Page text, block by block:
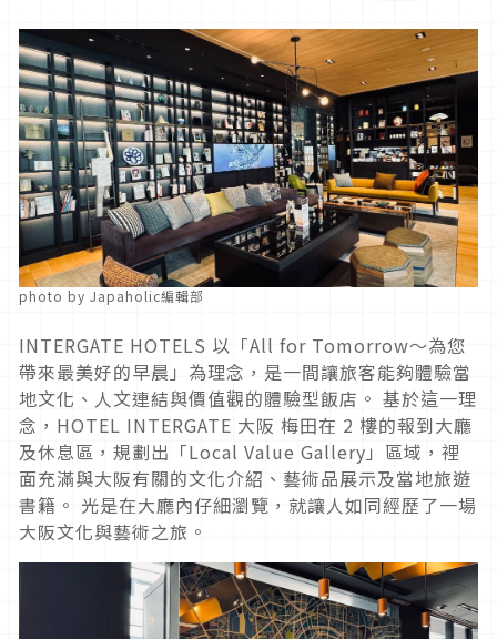
photo by Japaholic編輯部
INTERGATE HOTELS 以「All for Tomorrow～為您
帶來最美好的早晨」為理念，是一間讓旅客能夠體驗當
地文化、人文連結與價值觀的體驗型飯店。 基於這一理
念，HOTEL INTERGATE 大阪 梅田在 2 樓的報到大廳
及休息區，規劃出「Local Value Gallery」區域，裡
面充滿與大阪有關的文化介紹、藝術品展示及當地旅遊
書籍。 光是在大廳內仔細瀏覽，就讓人如同經歷了一場
大阪文化與藝術之旅。